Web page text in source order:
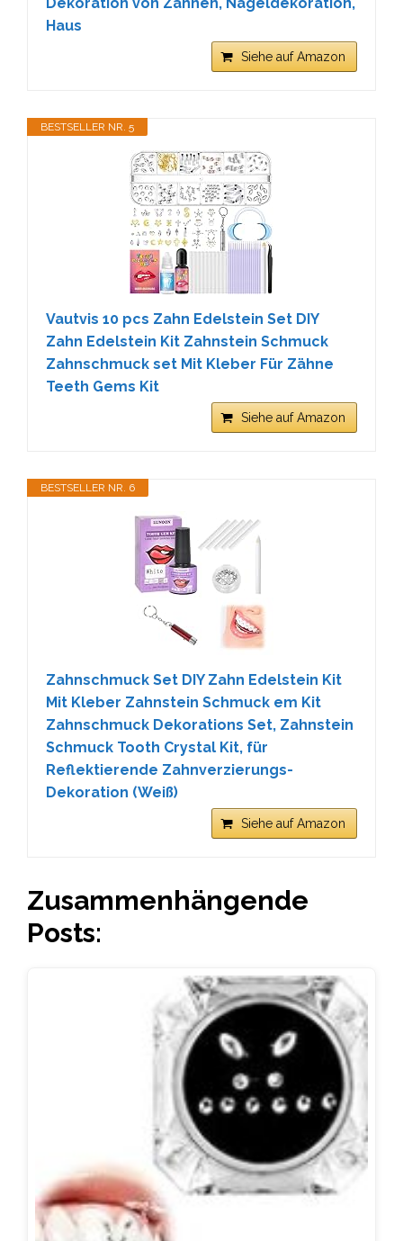
Haus
Siehe auf Amazon
BESTSELLER NR. 5
Vautvis 10 pcs Zahn Edelstein Set DIY
Zahn Edelstein Kit Zahnstein Schmuck
Zahnschmuck set Mit Kleber Für Zähne
Teeth Gems Kit
Siehe auf Amazon
BESTSELLER NR. 6
Zahnschmuck Set DIY Zahn Edelstein Kit
Mit Kleber Zahnstein Schmuck em Kit
Zahnschmuck Dekorations Set, Zahnstein
Schmuck Tooth Crystal Kit, für
Reflektierende Zahnverzierungs-
Dekoration (Weiß)
Siehe auf Amazon
Zusammenhängende
Posts: